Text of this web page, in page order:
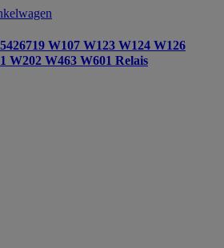
W107 W123 W124 W126
W202 W463 W601 Relais